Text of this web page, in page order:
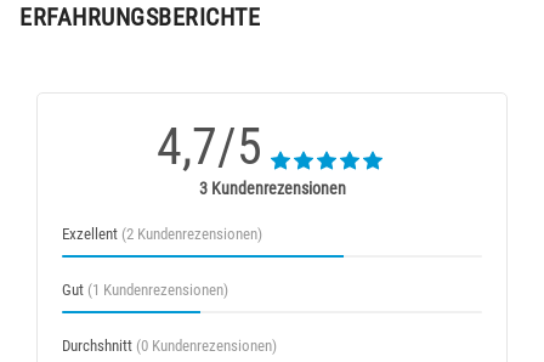
ERFAHRUNGSBERICHTE
4,7/5
3 Kundenrezensionen
Exzellent (2 Kundenrezensionen)
Gut (1 Kundenrezensionen)
Durchshnitt (0 Kundenrezensionen)